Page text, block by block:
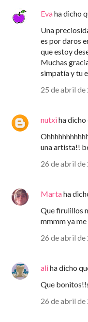
Evaha dicho
Una
es por daros
que estoy
Muchas
simpatía y tu
25 de abril de
nutxiha
una artista!!
26 de abril de
Martaha
Que firulillos
mmmm ya
26 de abril de
aliha dicho
Que
26 de abril de